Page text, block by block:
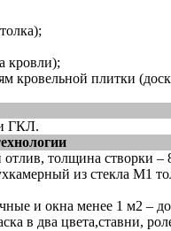
кровли);
кровельной плитки
ГКЛ.
толщина створки –
из стекла М1
и окна менее 1 м2 –
в два цвета,ставни,